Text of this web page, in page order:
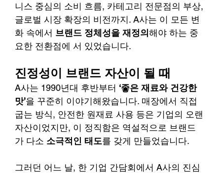
니스 중심의 소비 흐름, 카테고리 전문점의 부상,
글로벌 시장 확장의 비전까지. A사는 이 모든 변
화 속에서 브랜드 정체성을 재정의해야 하는 중
요한 전환점에 서 있었습니다.
진정성이 브랜드 자산이 될 때
A사는 1990년대 후반부터 ‘좋은 재료와 건강한
맛’을 꾸준히 이야기해왔습니다. 매장에서 직접
굽는 방식, 안전한 원재료 사용 등은 기업의 오랜
자산이었지만, 이 정직함은 역설적으로 브랜드
가 다소 소극적인 태도를 갖게 만들었습니다.
그러던 어느 날, 한 기업 간담회에서 A사의 진심